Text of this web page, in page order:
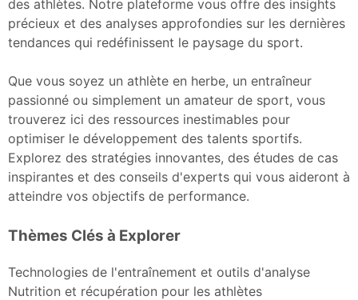
des athlètes. Notre plateforme vous offre des insights
précieux et des analyses approfondies sur les dernières
tendances qui redéfinissent le paysage du sport.
Que vous soyez un athlète en herbe, un entraîneur
passionné ou simplement un amateur de sport, vous
trouverez ici des ressources inestimables pour
optimiser le développement des talents sportifs.
Explorez des stratégies innovantes, des études de cas
inspirantes et des conseils d'experts qui vous aideront à
atteindre vos objectifs de performance.
Thèmes Clés à Explorer
Technologies de l'entraînement et outils d'analyse
Nutrition et récupération pour les athlètes